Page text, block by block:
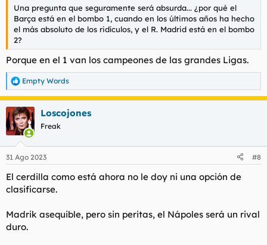
Una pregunta que seguramente será absurda... ¿por qué el
Barça está en el bombo 1, cuando en los últimos años ha hecho
el más absoluto de los ridículos, y el R. Madrid está en el bombo
2?
Porque en el 1 van los campeones de las grandes Ligas.
R
e
a
c
c
i
e
:
Empty Words
Loscojones
Freak
31 Ago 2023 #8
El cerdilla como está ahora no le doy ni una opción de
clasificarse.
Madrik asequible, pero sin peritas, el Nápoles será un rival
duro.